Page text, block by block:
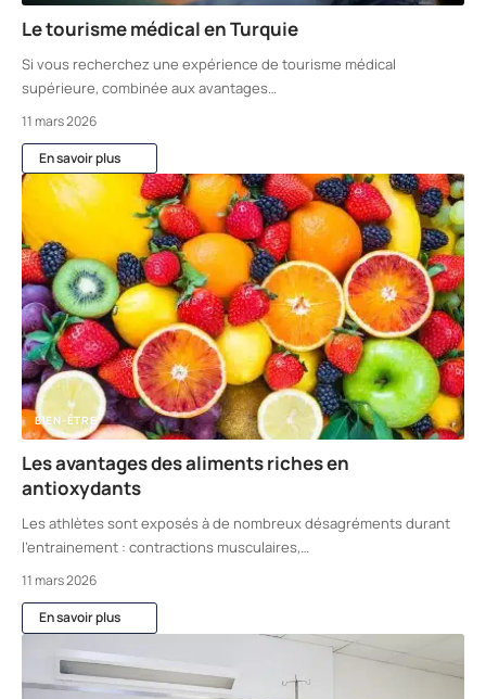
Le tourisme médical en Turquie
Si vous recherchez une expérience de tourisme médical
supérieure, combinée aux avantages…
11 mars 2026
En savoir plus
BIEN-ÊTRE
Les avantages des aliments riches en
antioxydants
Les athlètes sont exposés à de nombreux désagréments durant
l’entrainement : contractions musculaires,…
11 mars 2026
En savoir plus